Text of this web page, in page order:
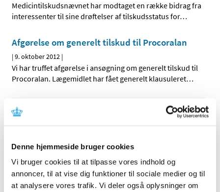
Denne hjemmeside bruger cookies
Vi bruger cookies til at tilpasse vores indhold og
annoncer, til at vise dig funktioner til sociale medier og til
at analysere vores trafik. Vi deler også oplysninger om
Medicintilskudsnævnet har modtaget en række bidrag fra
interessenter til sine drøftelser af tilskudsstatus for…
Afgørelse om generelt tilskud til Procoralan
|9. oktober 2012 |
Vi har truffet afgørelse i ansøgning om generelt tilskud til
Procoralan. Lægemidlet har fået generelt klausuleret…
Alle (514)
2026 (22)
2025 (13)
2024 (15)
2023 (18)